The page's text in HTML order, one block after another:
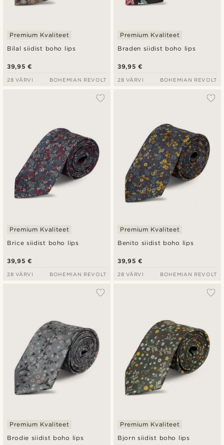
Bilal siidist boho lips
Premium Kvaliteet
39,95 €
28 VÄRVI BOHEMIAN REVOLT
Braden siidist boho lips
Premium Kvaliteet
39,95 €
28 VÄRVI BOHEMIAN REVOLT
Brice siidist boho lips
Premium Kvaliteet
39,95 €
28 VÄRVI BOHEMIAN REVOLT
Benito siidist boho lips
Premium Kvaliteet
39,95 €
28 VÄRVI BOHEMIAN REVOLT
Brodie siidist boho lips
Premium Kvaliteet
Bjorn siidist boho lips
Premium Kvaliteet